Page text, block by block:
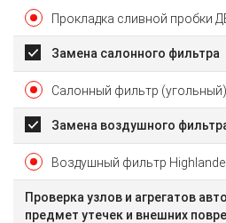
Прокладка сливной пробки
Замена салонного фильтра
Салонный фильтр (угольный)
Замена воздушного
Воздушный фильтр
Проверка узлов и агрегатов
предмет утечек и внешних